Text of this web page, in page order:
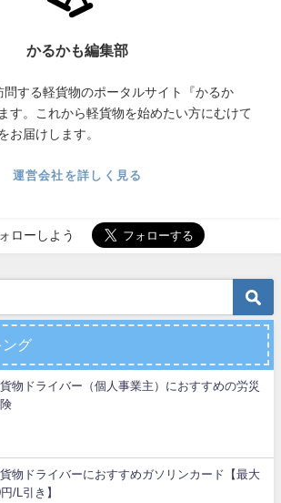
かるかも編集部
問する軽貨物のポータルサイト『かるか
す。これから軽貨物を始めたい方にむけて
お届けします。
運営会社を詳しく見る
ローしよう
ング
物ドライバー（個人事業主）におすすめの労災
物ドライバーにおすすめガソリンカード【最大
/L引き】